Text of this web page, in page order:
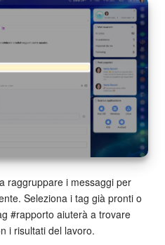
raggruppare i messaggi per
Seleziona i tag già pronti o
#rapporto aiuterà a trovare
i risultati del lavoro.